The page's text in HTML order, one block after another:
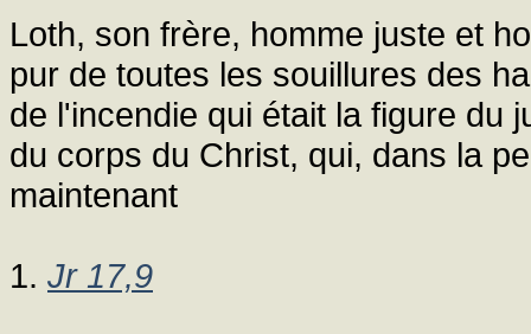
Loth, son frère, homme juste et
pur de toutes les souillures des
de l'incendie qui était la figure du
du corps du Christ, qui, dans la
maintenant
1. Jr 17,9